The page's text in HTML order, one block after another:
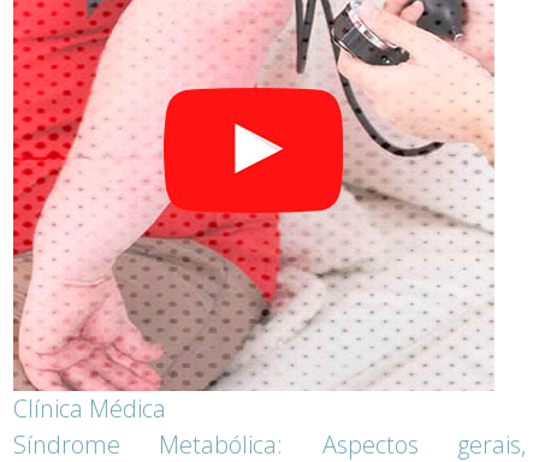
Clínica Médica
Síndrome Metabólica: Aspectos gerais,